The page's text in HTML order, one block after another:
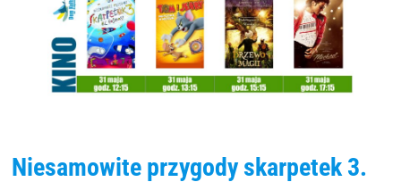
Niesamowite przygody skarpetek 3.